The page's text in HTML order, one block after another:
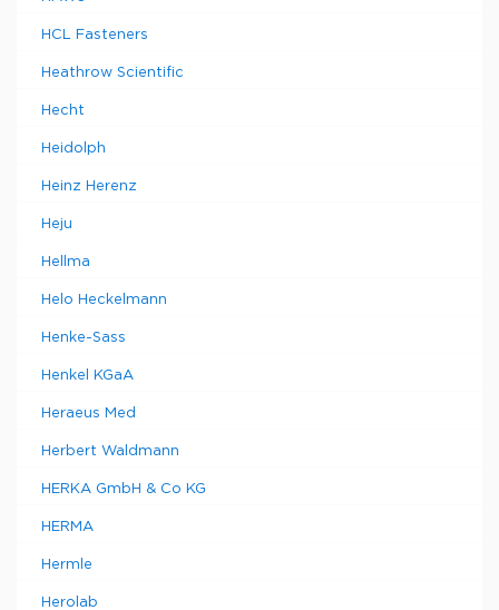
HCL Fasteners
Heathrow Scientific
Hecht
Heidolph
Heinz Herenz
Heju
Hellma
Helo Heckelmann
Henke-Sass
Henkel KGaA
Heraeus Med
Herbert Waldmann
HERKA GmbH & Co KG
HERMA
Hermle
Herolab